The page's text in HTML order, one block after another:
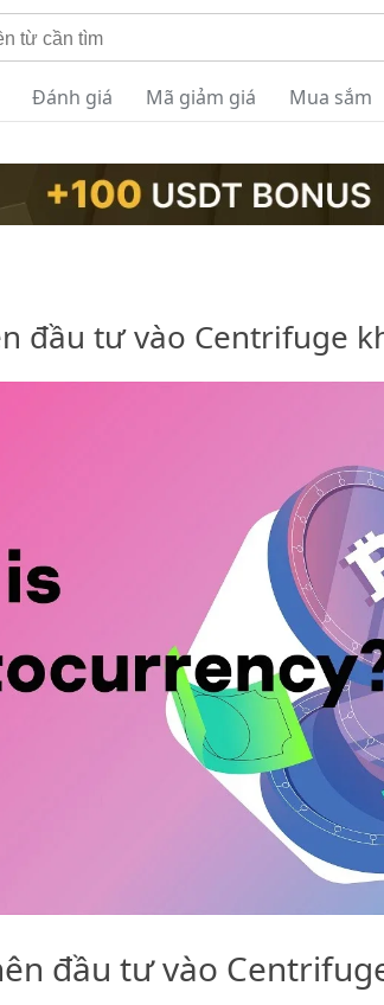
Đánh giá Mã giảm giá Mua sắm
đầu tư vào Centrifuge
đầu tư vào